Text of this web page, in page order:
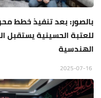
بالصور: بعد تنفيذ خطط
للعتبة الحسينية يستقبل
الهندسية